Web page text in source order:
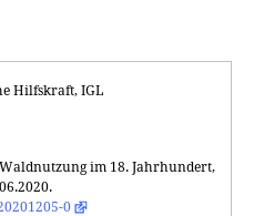
Hilfskraft, IGL
im 18. Jahrhundert,
0